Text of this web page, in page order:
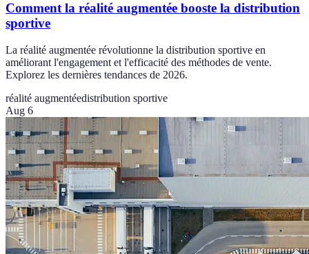
Comment la réalité augmentée booste la distribution
sportive
La réalité augmentée révolutionne la distribution sportive en
améliorant l'engagement et l'efficacité des méthodes de vente.
Explorez les dernières tendances de 2026.
réalité augmentéedistribution sportive
Aug 6